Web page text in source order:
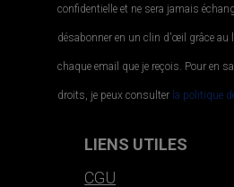
confidentielle et ne sera jamais
désabonner en un clin d'œil grâce au
chaque email que je reçois. Pour en
droits, je peux consulter la politique
LIENS UTILES
CGU